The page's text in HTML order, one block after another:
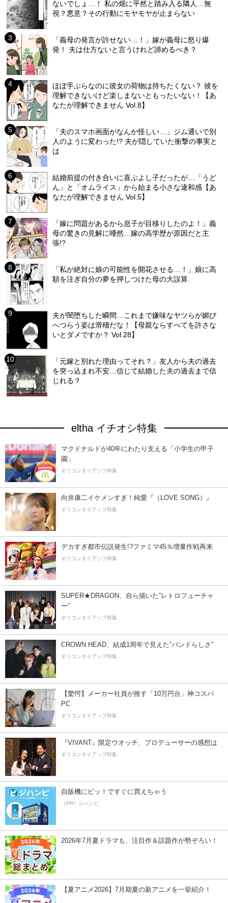
ないでしょ…！ 私の畑に平然と踏み入る隣人…無
視？悪意？その行動にモヤモヤが止まらない
「義母の発言が許せない…！」嫁が義母に怒り爆
発！ 夫は仕方ないと言うけれど諦めるべき？
ほぼ手ぶらなのに彼女の荷物は持ちたくない？ 彼を
理解できないけど楽しまないともったいない！【あ
なたが理解できません Vol.8】
「夫のスマホ画面がなんか怪しい…」ジム通いで別
人のように変わった!? 夫が隠していた衝撃の事実と
は
結婚前提の付き合いに喜ぶよし子だったが…「うど
ん」と「オムライス」から始まる小さな違和感【あ
なたが理解できません Vol.5】
「嫁に問題があるから息子が目移りしたのよ！」義
母の驚きの見解に唖然…嫁の高学歴が原因だと主
張!?
「私が絶対に娘の可能性を開花させる…！」娘に高
額を注ぎ自分の夢を押しつけた母の大誤算
夫が闇堕ちした瞬間…これまで嫌味なヤツらが媚び
へつらう姿は滑稽だな！【母親ならすべてを許さな
いとダメですか？ Vol.28】
「元嫁と別れた理由ってそれ？」友人から夫の過去
を突っ込まれ不安…信じて結婚した夫の過去まで信
じれる？
eltha イチオシ特集
マクドナルドが40年にわたり支える「小学生の甲子
園」
オリコンタイアップ特集
向井康二イケメンすぎ！純愛『（LOVE SONG）』
オリコンタイアップ特集
デカすぎ都市伝説発生!?ファミマ45％増量作戦再来
オリコンタイアップ特集
SUPER★DRAGON、自ら描いた”レトロフューチャ
ー”
オリコンタイアップ特集
CROWN HEAD、結成1周年で見えた”バンドらしさ”
オリコンタイアップ特集
【驚愕】メーカー社員が推す「10万円台」神コスパ
PC
オリコンタイアップ特集
『VIVANT』限定ウオッチ、プロデューサーの感想は
オリコンタイアップ特集
自販機にピッ！ですぐに買えちゃう
（PR）ジハンピ
2026年7月夏ドラマも、注目作＆話題作が勢ぞろい！
【夏アニメ2026】7月期夏の新アニメを一挙紹介！